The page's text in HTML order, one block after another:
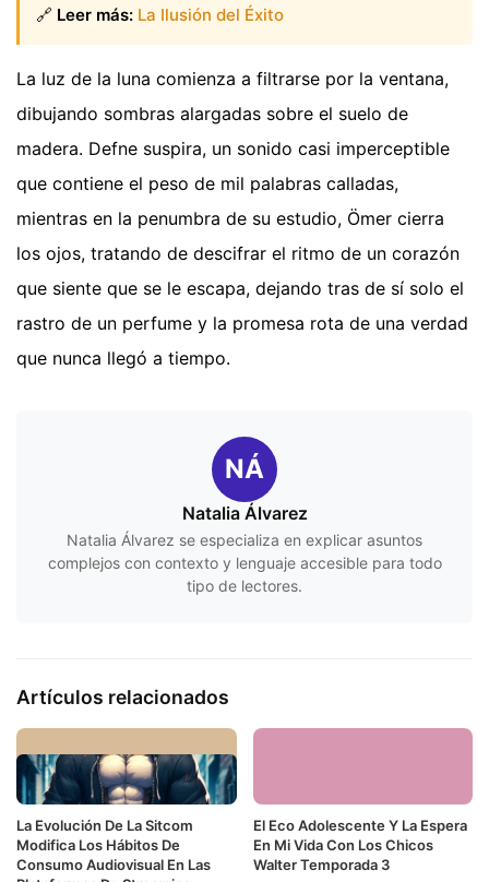
🔗 Leer más: La Ilusión del Éxito
La luz de la luna comienza a filtrarse por la ventana,
dibujando sombras alargadas sobre el suelo de
madera. Defne suspira, un sonido casi imperceptible
que contiene el peso de mil palabras calladas,
mientras en la penumbra de su estudio, Ömer cierra
los ojos, tratando de descifrar el ritmo de un corazón
que siente que se le escapa, dejando tras de sí solo el
rastro de un perfume y la promesa rota de una verdad
que nunca llegó a tiempo.
NÁ
Natalia Álvarez
Natalia Álvarez se especializa en explicar asuntos
complejos con contexto y lenguaje accesible para todo
tipo de lectores.
Artículos relacionados
La Evolución De La Sitcom
Modifica Los Hábitos De
Consumo Audiovisual En Las
El Eco Adolescente Y La Espera
En Mi Vida Con Los Chicos
Walter Temporada 3